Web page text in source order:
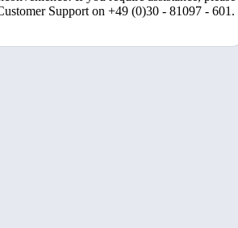
Support on +49 (0)30 - 81097 - 601.